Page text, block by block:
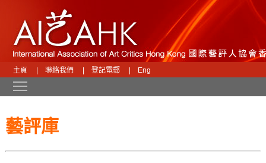
主頁 聯絡我們 登記電郵 Eng
藝評庫